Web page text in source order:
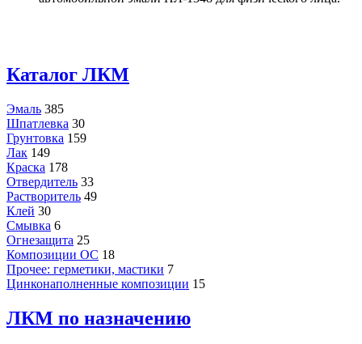
Каталог ЛКМ
Эмаль 385
Шпатлевка 30
Грунтовка 159
Лак 149
Краска 178
Отвердитель 33
Растворитель 49
Клей 30
Смывка 6
Огнезащита 25
Композиции ОС 18
Прочее: герметики, мастики 7
Цинконаполненные композиции 15
ЛКМ по назначению